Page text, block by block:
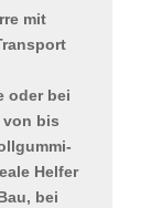
mit
oder bei
von bis
Helfer
bei